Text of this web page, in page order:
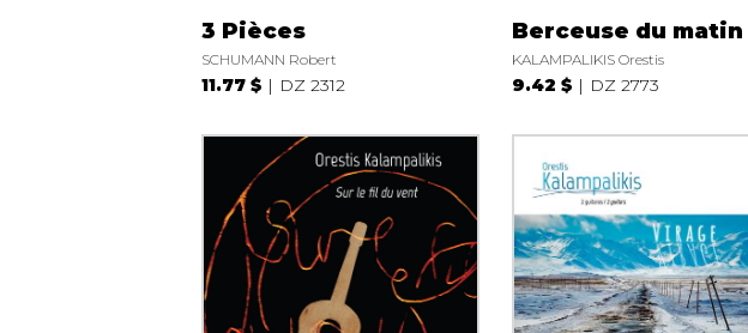
3 Pièces
SCHUMANN Robert
11.77 $ DZ 2312
Berceuse du matin
KALAMPALIKIS Orestis
9.42 $ DZ 2773